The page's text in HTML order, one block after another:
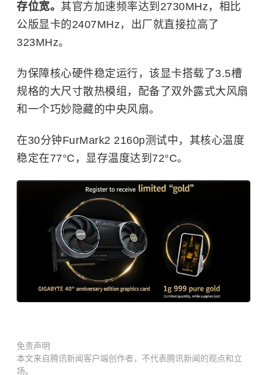
存位宽。 其官方加速频率达到2730MHz，相比
公版显卡的2407MHz，出厂就直接拉高了
323MHz。
为保障核心硬件稳定运行，该显卡搭载了3.5槽
规格的大尺寸散热模组，配备了双外露式大风扇
和一个巧妙隐藏的中央风扇。
在30分钟FurMark2 2160p测试中，其核心温度
稳定在77°C，显存温度达到72°C。
免责声明
本文来自腾讯新闻客户端创作者，不代表腾讯新闻的观点和立
场。